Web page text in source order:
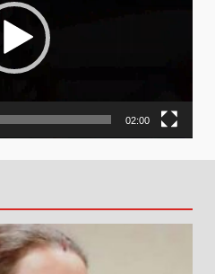
02:00